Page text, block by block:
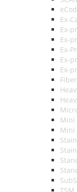
Ex-
Ex-
Ex-
Ex-
Ex-
Ex-
Mini
Mini